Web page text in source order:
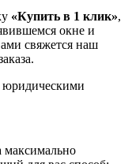
«Купить в 1 клик»,
окне и
свяжется наш
юридическими
максимально